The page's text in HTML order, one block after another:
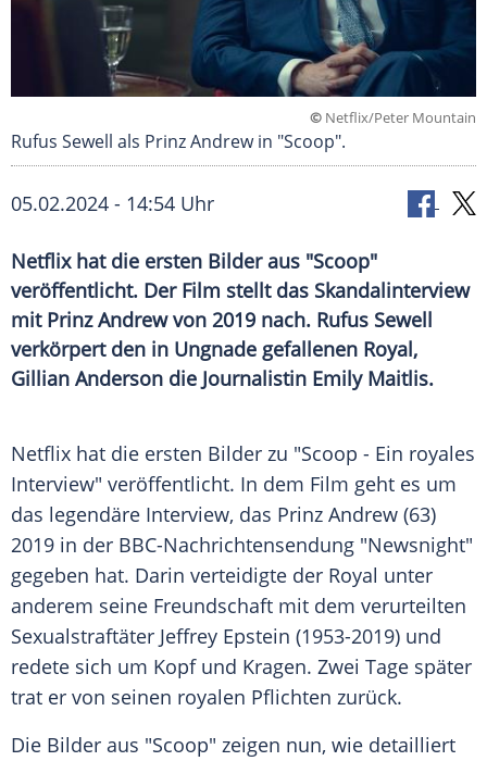
© Netflix/Peter Mountain
Rufus Sewell als Prinz Andrew in "Scoop".
05.02.2024 - 14:54 Uhr
Netflix hat die ersten Bilder aus "Scoop"
veröffentlicht. Der Film stellt das Skandalinterview
mit Prinz Andrew von 2019 nach. Rufus Sewell
verkörpert den in Ungnade gefallenen Royal,
Gillian Anderson die Journalistin Emily Maitlis.
Netflix hat die ersten Bilder zu "Scoop - Ein royales
Interview" veröffentlicht. In dem Film geht es um
das legendäre Interview, das Prinz Andrew (63)
2019 in der BBC-Nachrichtensendung "Newsnight"
gegeben hat. Darin verteidigte der Royal unter
anderem seine Freundschaft mit dem verurteilten
Sexualstraftäter Jeffrey Epstein (1953-2019) und
redete sich um Kopf und Kragen. Zwei Tage später
trat er von seinen royalen Pflichten zurück.
Die Bilder aus "Scoop" zeigen nun, wie detailliert